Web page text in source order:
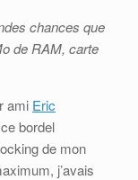
chances que
de RAM, carte
ami Eric
bordel
de mon
j’avais